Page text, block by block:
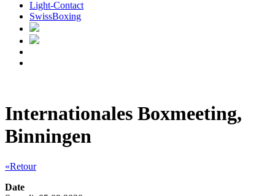
Light-Contact
SwissBoxing
Internationales Boxmeeting,
Binningen
«Retour
Date